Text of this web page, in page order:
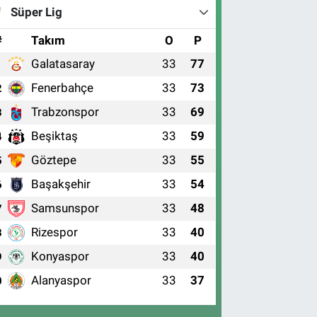
Süper Lig
Takım O P
Galatasaray 33 77
Fenerbahçe 33 73
Trabzonspor 33 69
Beşiktaş 33 59
Göztepe 33 55
Başakşehir 33 54
Samsunspor 33 48
Rizespor 33 40
Konyaspor 33 40
Alanyaspor 33 37